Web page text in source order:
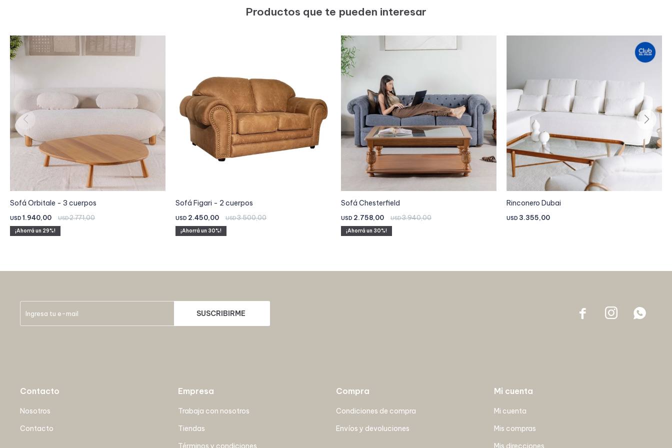
Productos que te pueden interesar
Sofá Orbitale - 3 cuerpos
USD 1.940,00 USD2.771,00
29
Sofá Figari - 2 cuerpos
USD 2.450,00 USD3.500,00
30
Sofá Chesterfield
USD 2.758,00 USD3.940,00
30
Rinconero Dubai
USD 3.355,00
SUSCRIBIRME   
Contacto
Nosotros
Contacto
Empresa
Trabaja con nosotros
Tiendas
Términos y condiciones
Compra
Condiciones de compra
Envíos y devoluciones
Mi cuenta
Mi cuenta
Mis compras
Mis direcciones